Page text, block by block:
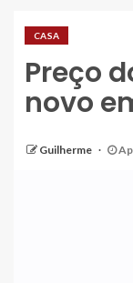
CASA
Preço
novo
Guilherme